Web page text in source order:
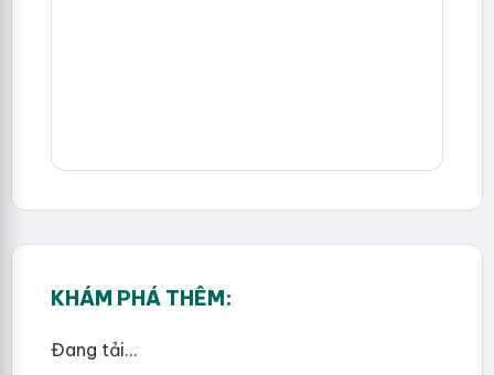
KHÁM PHÁ THÊM:
Đang tải...